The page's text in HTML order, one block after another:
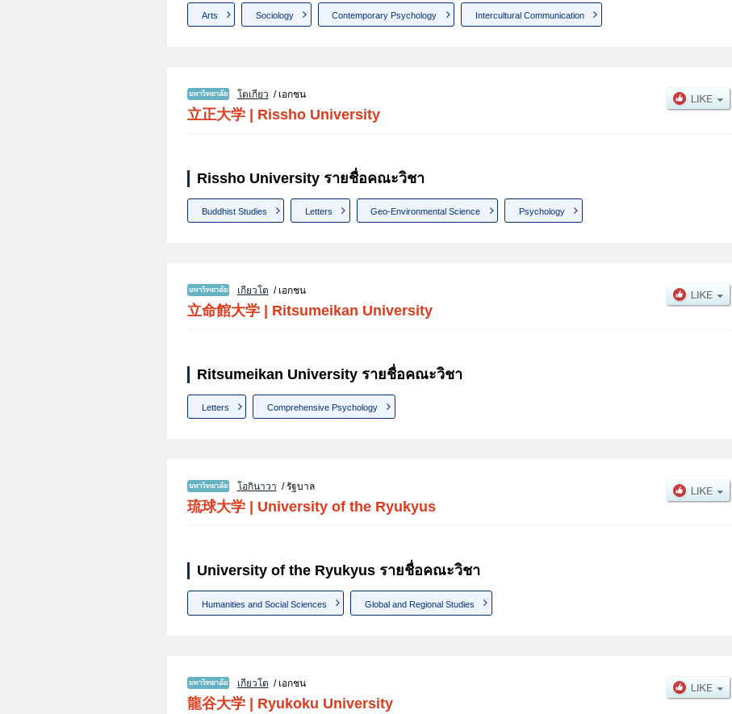
Arts Sociology Contemporary Psychology Intercultural Communication
โตเกียว / เอกชน
立正大学 | Rissho University
Rissho University รายชื่อคณะวิชา
Buddhist Studies Letters Geo-Environmental Science Psychology
เกียวโต / เอกชน
立命館大学 Ritsumeikan University
Ritsumeikan University รายชื่อคณะวิชา
Letters Comprehensive Psychology
โอกินาวา / รัฐบาล
琉球大学 University of the Ryukyus
University of the Ryukyus รายชื่อคณะวิชา
Humanities and Social Sciences Global and Regional Studies
เกียวโต / เอกชน
龍谷大学 | Ryukoku University